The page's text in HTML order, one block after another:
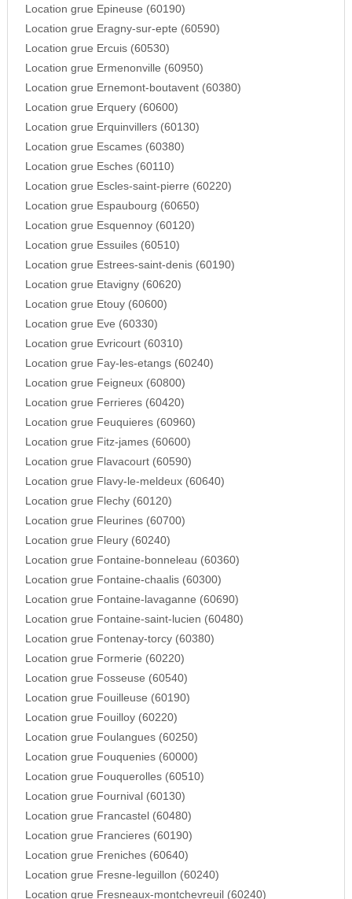
Location grue Epineuse (60190)
Location grue Eragny-sur-epte (60590)
Location grue Ercuis (60530)
Location grue Ermenonville (60950)
Location grue Ernemont-boutavent (60380)
Location grue Erquery (60600)
Location grue Erquinvillers (60130)
Location grue Escames (60380)
Location grue Esches (60110)
Location grue Escles-saint-pierre (60220)
Location grue Espaubourg (60650)
Location grue Esquennoy (60120)
Location grue Essuiles (60510)
Location grue Estrees-saint-denis (60190)
Location grue Etavigny (60620)
Location grue Etouy (60600)
Location grue Eve (60330)
Location grue Evricourt (60310)
Location grue Fay-les-etangs (60240)
Location grue Feigneux (60800)
Location grue Ferrieres (60420)
Location grue Feuquieres (60960)
Location grue Fitz-james (60600)
Location grue Flavacourt (60590)
Location grue Flavy-le-meldeux (60640)
Location grue Flechy (60120)
Location grue Fleurines (60700)
Location grue Fleury (60240)
Location grue Fontaine-bonneleau (60360)
Location grue Fontaine-chaalis (60300)
Location grue Fontaine-lavaganne (60690)
Location grue Fontaine-saint-lucien (60480)
Location grue Fontenay-torcy (60380)
Location grue Formerie (60220)
Location grue Fosseuse (60540)
Location grue Fouilleuse (60190)
Location grue Fouilloy (60220)
Location grue Foulangues (60250)
Location grue Fouquenies (60000)
Location grue Fouquerolles (60510)
Location grue Fournival (60130)
Location grue Francastel (60480)
Location grue Francieres (60190)
Location grue Freniches (60640)
Location grue Fresne-leguillon (60240)
Location grue Fresneaux-montchevreuil (60240)